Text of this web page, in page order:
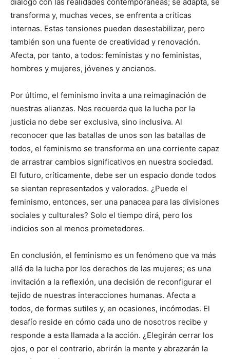
transforma y, muchas veces, se enfrenta a críticas
internas. Estas tensiones pueden desestabilizar, pero
también son una fuente de creatividad y renovación.
Afecta, por tanto, a todos: feministas y no feministas,
hombres y mujeres, jóvenes y ancianos.
Por último, el feminismo invita a una reimaginación de
nuestras alianzas. Nos recuerda que la lucha por la
justicia no debe ser exclusiva, sino inclusiva. Al
reconocer que las batallas de unos son las batallas de
todos, el feminismo se transforma en una corriente capaz
de arrastrar cambios significativos en nuestra sociedad.
El futuro, críticamente, debe ser un espacio donde todos
se sientan representados y valorados. ¿Puede el
feminismo, entonces, ser una panacea para las divisiones
sociales y culturales? Solo el tiempo dirá, pero los
indicios son al menos prometedores.
En conclusión, el feminismo es un fenómeno que va más
allá de la lucha por los derechos de las mujeres; es una
invitación a la reflexión, una decisión de reconfigurar el
tejido de nuestras interacciones humanas. Afecta a
todos, de formas sutiles y, en ocasiones, incómodas. El
desafío reside en cómo cada uno de nosotros recibe y
responde a esta llamada a la acción. ¿Elegirán cerrar los
ojos, o por el contrario, abrirán la mente y abrazarán la